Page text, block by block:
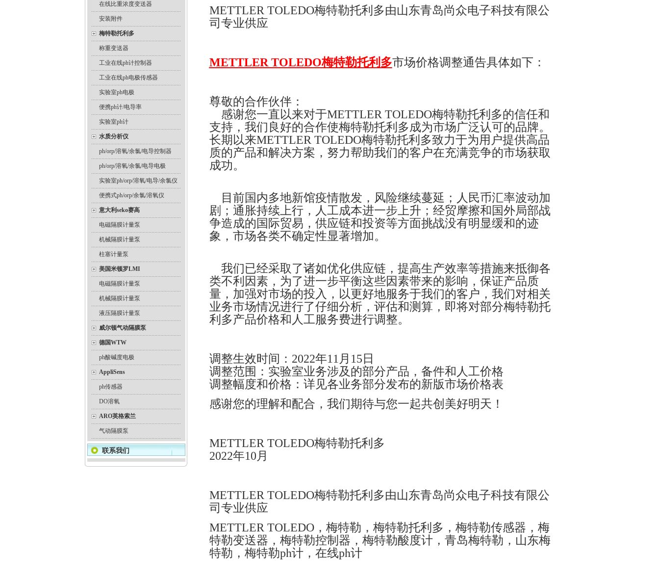
在线比重浓度变送器
安装附件
梅特勒托利多
称重变送器
工业在线ph计控制器
工业在线ph电极传感器
实验室ph电极
便携ph计/电导率
实验室ph计
水质分析仪
ph/orp/溶氧/余氯/电导控制器
ph/orp/溶氧/余氯/电导电极
实验室ph/orp/溶氧/电导/余氯仪
便携式ph/orp/余氯/溶氧仪
意大利seko赛高
电磁隔膜计量泵
机械隔膜计量泵
柱塞计量泵
美国米顿罗LMI
电磁隔膜计量泵
机械隔膜计量泵
液压隔膜计量泵
威尔顿气动隔膜泵
德国WTW
ph酸碱度电极
AppliSens
ph传感器
DO溶氧
ARO英格索兰
气动隔膜泵
联系我们
METTLER TOLEDO梅特勒托利多由山东青岛尚众电子科技有限公
司专业供应
METTLER TOLEDO梅特勒托利多市场价格调整通告具体如下：
尊敬的合作伙伴：
感谢您一直以来对于METTLER TOLEDO梅特勒托利多的信任和
支持，我们良好的合作使梅特勒托利多成为市场广泛认可的品牌。
长期以来METTLER TOLEDO梅特勒托利多致力于为用户提供高品
质的产品和解决方案，努力帮助我们的客户在充满竞争的市场获取
成功。
目前国内多地新馆疫情散发，风险继续蔓延；人民币汇率波动加
剧；通胀持续上行，人工成本进一步上升；经贸摩擦和国外局部战
争造成的国际贸易，供应链和投资等方面挑战没有明显缓和的迹
象，市场各类不确定性显著增加。
我们已经采取了诸如优化供应链，提高生产效率等措施来抵御各
类不利因素，为了进一步平衡这些因素带来的影响，保证产品质
量，加强对市场的投入，以更好地服务于我们的客户，我们对相关
业务市场情况进行了仔细分析，评估和测算，即将对部分梅特勒托
利多产品价格和人工服务费进行调整。
调整生效时间：2022年11月15日
调整范围：实验室业务涉及的部分产品，备件和人工价格
调整幅度和价格：详见各业务部分发布的新版市场价格表
感谢您的理解和配合，我们期待与您一起共创美好明天！
METTLER TOLEDO梅特勒托利多
2022年10月
METTLER TOLEDO梅特勒托利多由山东青岛尚众电子科技有限公
司专业供应
METTLER TOLEDO，梅特勒，梅特勒托利多，梅特勒传感器，梅
特勒变送器，梅特勒控制器，梅特勒酸度计，青岛梅特勒，山东梅
特勒，梅特勒ph计，在线ph计